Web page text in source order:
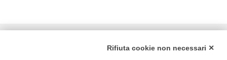
società soggetta alla direzione e coordinamento della DZ
Rifiuta cookie non necessari ✕